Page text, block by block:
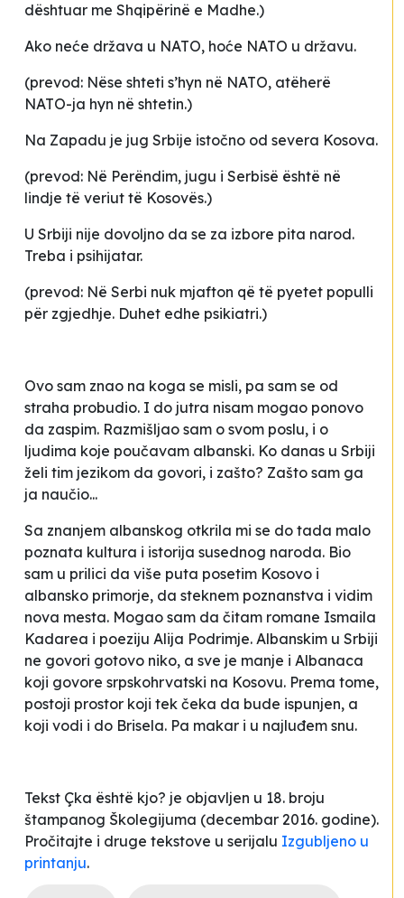
dështuar me Shqipërinë e Madhe.)
Ako neće država u NATO, hoće NATO u državu.
(prevod: Nëse shteti s’hyn në NATO, atëherë
NATO-ja hyn në shtetin.)
Na Zapadu je jug Srbije istočno od severa Kosova.
(prevod: Në Perëndim, jugu i Serbisë është në
lindje të veriut të Kosovës.)
U Srbiji nije dovoljno da se za izbore pita narod.
Treba i psihijatar.
(prevod: Në Serbi nuk mjafton që të pyetet populli
për zgjedhje. Duhet edhe psikiatri.)
Ovo sam znao na koga se misli, pa sam se od
straha probudio. I do jutra nisam mogao ponovo
da zaspim. Razmišljao sam o svom poslu, i o
ljudima koje poučavam albanski. Ko danas u Srbiji
želi tim jezikom da govori, i zašto? Zašto sam ga
ja naučio...
Sa znanjem albanskog otkrila mi se do tada malo
poznata kultura i istorija susednog naroda. Bio
sam u prilici da više puta posetim Kosovo i
albansko primorje, da steknem poznanstva i vidim
nova mesta. Mogao sam da čitam romane Ismaila
Kadarea i poeziju Alija Podrimje. Albanskim u Srbiji
ne govori gotovo niko, a sve je manje i Albanaca
koji govore srpskohrvatski na Kosovu. Prema tome,
postoji prostor koji tek čeka da bude ispunjen, a
koji vodi i do Brisela. Pa makar i u najluđem snu.
Tekst Çka është kjo? je objavljen u 18. broju
štampanog Školegijuma (decembar 2016. godine).
Pročitajte i druge tekstove u serijalu Izgubljeno u
printanju.